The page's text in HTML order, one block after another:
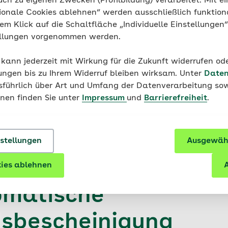
Cookies ablehnen“ werden ausschließlich
Klick auf die Schaltfläche „Individuelle
vorgenommen werden.
kann jederzeit mit Wirkung für die Zukunft widerrufen
bis zu Ihrem Widerruf bleiben wirksam. Unter
über Art und Umfang der Datenverarbeitung
finden Sie unter
Impressum und Barrierefreiheit.
ablehnen
schriftliche Bescheinigung mehr nötig. Wenn Sie bei
angeben, dass Sie dort versichert bleiben möchten, wird
digital bestätigt. Die zuständige Stelle meldet